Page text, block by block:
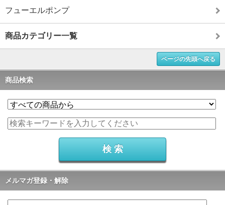
フューエルポンプ
商品カテゴリー一覧
ページの先頭へ戻る
商品検索
メルマガ登録・解除